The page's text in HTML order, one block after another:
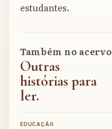
estudantes.
Também no acervo
Outras
histórias para
ler.
EDUCAÇÃO